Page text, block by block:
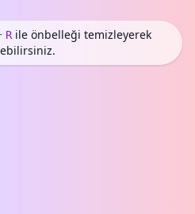
Rile önbelleği temizleyerek